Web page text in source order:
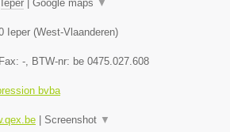
Ieper | Google maps ▼
Ieper (West-Vlaanderen)
Fax: - , BTW-nr: be 0475.027.608
bvba
| Screenshot ▼